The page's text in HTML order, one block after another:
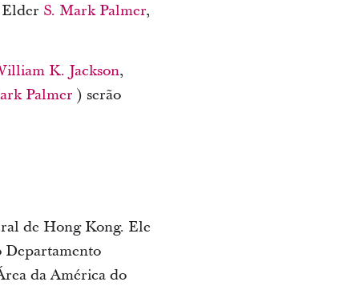
Elder S. Mark Palmer,
K. Jackson,
Palmer ) serão
de Hong Kong. Ele
da América do